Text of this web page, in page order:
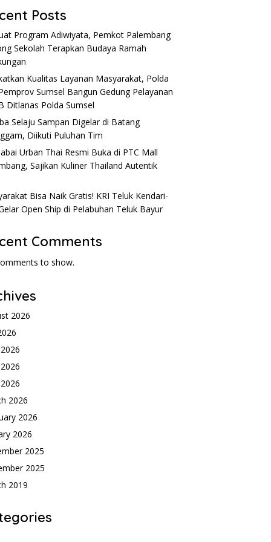
Posts
Program Adiwiyata, Pemkot Palembang
Sekolah Terapkan Budaya Ramah
Kualitas Layanan Masyarakat, Polda
Sumsel Bangun Gedung Pelayanan
Ditlanas Polda Sumsel
Selaju Sampan Digelar di Batang
Diikuti Puluhan Tim
Urban Thai Resmi Buka di PTC Mall
Sajikan Kuliner Thailand Autentik
Bisa Naik Gratis! KRI Teluk Kendari-
Open Ship di Pelabuhan Teluk Bayur
Comments
to show.
2026
2026
2026
2026
2025
2025
2019